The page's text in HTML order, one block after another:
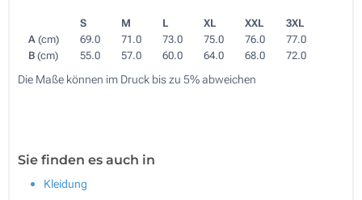
S M L XL XXL
3XL
A (cm) 69.0 71.0 73.0 75.0 76.0
77.0
B (cm) 55.0 57.0 60.0 64.0 68.0 72.0
Die Maße können im Druck bis zu 5% abweichen
Sie finden es auch in
Kleidung